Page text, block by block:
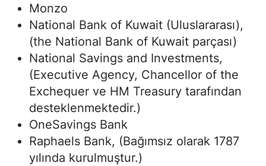
Monzo
National Bank of Kuwait (Uluslararası),
(the National Bank of Kuwait parçası)
National Savings and Investments,
(Executive Agency, Chancellor of the
Exchequer ve HM Treasury tarafından
desteklenmektedir.)
OneSavings Bank
Raphaels Bank, (Bağımsız olarak 1787
yılında kurulmuştur.)